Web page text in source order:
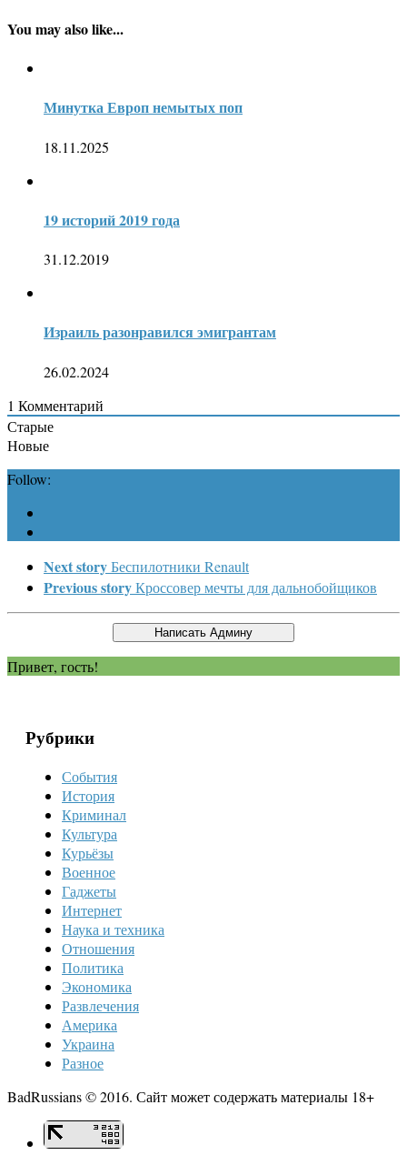
You may also like...
Минутка Европ немытых поп
18.11.2025
19 историй 2019 года
31.12.2019
Израиль разонравился эмигрантам
26.02.2024
1 Комментарий
Старые
Новые
Follow:
Next storyБеспилотники Renault
Previous storyКроссовер мечты для дальнобойщиков
Привет, гость!
Рубрики
События
История
Криминал
Культура
Курьёзы
Военное
Гаджеты
Интернет
Наука и техника
Отношения
Политика
Экономика
Развлечения
Америка
Украина
Разное
BadRussians © 2016. Сайт может содержать материалы 18+